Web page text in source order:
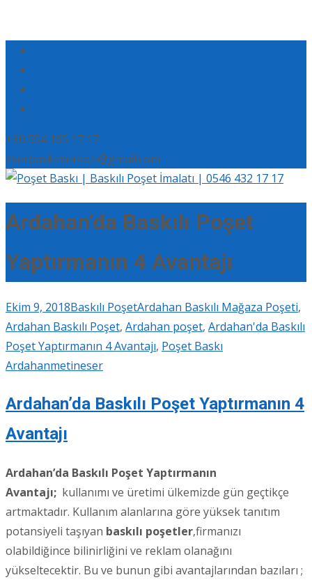
+90 554 165 17 17
eserbaskimerkezi@gmail.com
Ardahan’da Baskılı Poşet
Yaptırmanın 4 Avantajı
Ekim 9, 2018Baskılı PoşetArdahan Baskılı Mağaza Poşeti,
Ardahan Baskılı Poşet, Ardahan poşet, Ardahan'da Baskılı
Poşet Yaptırmanın 4 Avantajı, Poşet Baskı
Ardahanmetineser
Ardahan’da Baskılı Poşet Yaptırmanın 4
Avantajı
Ardahan’da Baskılı Poşet Yaptırmanın
Avantajı; kullanımı ve üretimi ülkemizde gün geçtikçe
artmaktadır. Kullanım alanlarına göre yüksek tanıtım
potansiyeli taşıyan baskılı poşetler,firmanızı
olabildiğince bilinirliğini ve reklam olanağını
yükseltecektir. Bu ve bunun gibi avantajlarından bazıları ;